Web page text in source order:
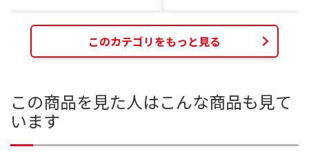
このカテゴリをもっと見る
この商品を見た人はこんな商品も見て
います